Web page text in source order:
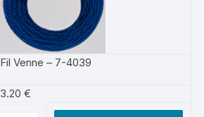
Fil Venne – 7-4039
3.20€